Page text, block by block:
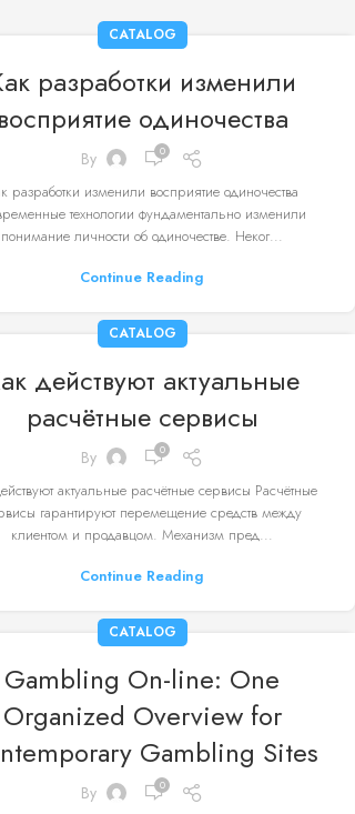
CATALOG
разработки изменили
восприятие одиночества
By 0
разработки изменили восприятие одиночества
технологии фундаментально изменили
понимание личности об одиночестве. Неког...
Continue Reading
CATALOG
действуют актуальные
расчётные сервисы
By 0
актуальные расчётные сервисы Расчётные
гарантируют перемещение средств между
клиентом и продавцом. Механизм пред...
Continue Reading
CATALOG
Gambling On-line: One
Organized Overview for
Gambling Sites
By 0